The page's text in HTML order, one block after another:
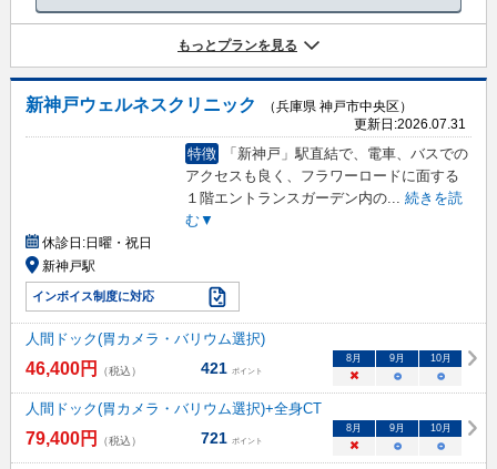
もっとプランを見る
新神戸ウェルネスクリニック
（兵庫県 神戸市中央区）
更新日:2026.07.31
特徴
「新神戸」駅直結で、電車、バスでの
アクセスも良く、フラワーロードに面する
１階エントランスガーデン内の... 続きを読
む▼
休診日:日曜・祝日
新神戸駅
インボイス制度に対応
人間ドック(胃カメラ・バリウム選択)
46,400円 （税込） 421 ポイント
8月 9月 10月
× ○ ○
人間ドック(胃カメラ・バリウム選択)+全身CT
79,400円 （税込） 721 ポイント
8月 9月 10月
× ○ ○